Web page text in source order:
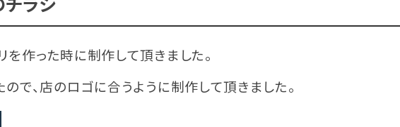
作った時に制作して頂きました。
で、店のロゴに合うように制作して頂きました。